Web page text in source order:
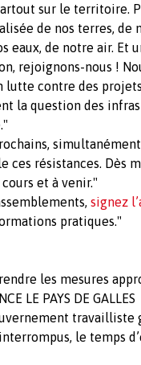
sur le territoire.
de nos terres, de
eaux, de notre air. Et
rejoignons-nous !
lutte contre des
la question des
ces résistances. Dès
et à venir."
signez
pratiques."
les mesures
LE PAYS DE GALLES
travailliste
le temps